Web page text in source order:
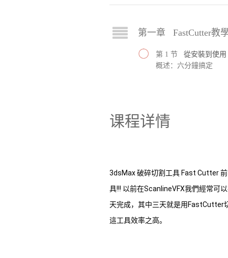
第一章 FastCutter教
第 1 节 從安裝到使用
概述：六分鐘搞定
课程详情
3dsMax 破碎切割工具 Fast Cutter
具!!! 以前在ScanlineVFX我們經常可
天完成，其中三天就是用FastCutter
這工具效率之高。